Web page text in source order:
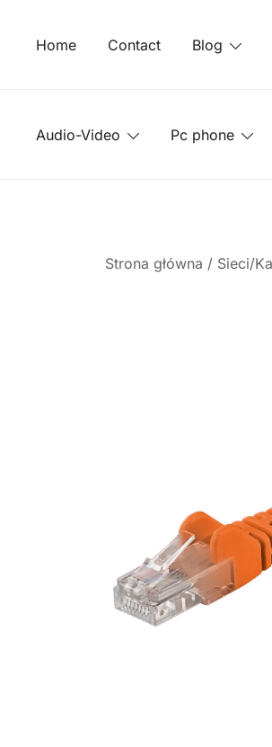
Home Contact Blog
Audio-Video Pc phone
Strona główna / Sieci/